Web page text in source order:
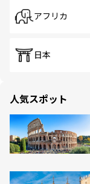
アフリカ
日本
人気スポット